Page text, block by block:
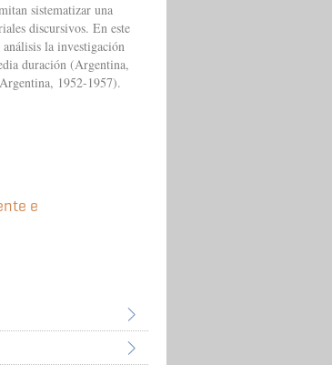
sistematizar una
discursivos. En este
la investigación
duración (Argentina,
1952-1957).
e